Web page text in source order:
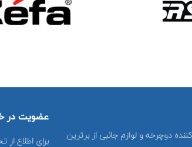
دوچرخه و لوازم جانبی از برترین
عضویت در
برای اطلاع